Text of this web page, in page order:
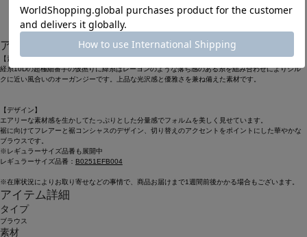
13 17
アイテム説明
【素材】
経糸10Dの超極細番手の仮撚りに緯糸はレーヨンのような落ち感のある糸を組み合わせによりシル
クに近い風合いのオーガンジーです。上品な光沢感と優雅さを兼ね備えた素材です。
【デザイン】
エアリーな素材感を生かしてたっぷりとした分量感でフォルムを美しく見せています。
裾に向けてフレアーと裾コンシャスのデザイン、切り替えのアクセントをポイントにした華やかな
ブラウスです。
※レギュラーサイズ品番も展開中
レギュラーサイズ品番： B0251EFB004
※在庫状況によりお取り寄せなどの事情で、商品お届けまで1週間前後かかる場合もございます。
アイテム詳細
タイプ
ブラウス
素材